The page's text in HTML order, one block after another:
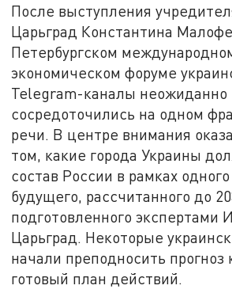
После выступления
Царьград Константина
Петербургском
экономическом форуме
Telegram-каналы неожиданно
сосредоточились на одном
речи. В центре внимания
том, какие города Украины
состав России в рамках
будущего, рассчитанного до
подготовленного экспертами
Царьград. Некоторые
начали преподносить прогноз
готовый план действий.